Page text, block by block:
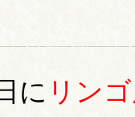
に リン